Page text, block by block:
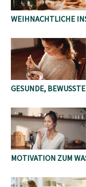
WEIHNACHTLICHE
GESUNDE,
MOTIVATION ZUM